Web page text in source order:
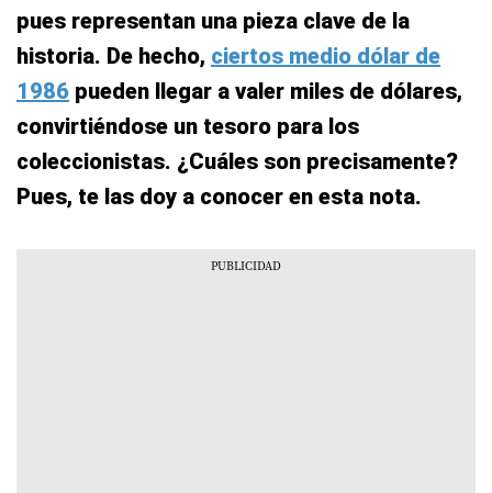
pues representan una pieza clave de la
historia. De hecho, ciertos medio dólar de
1986 pueden llegar a valer miles de dólares,
convirtiéndose un tesoro para los
coleccionistas. ¿Cuáles son precisamente?
Pues, te las doy a conocer en esta nota.